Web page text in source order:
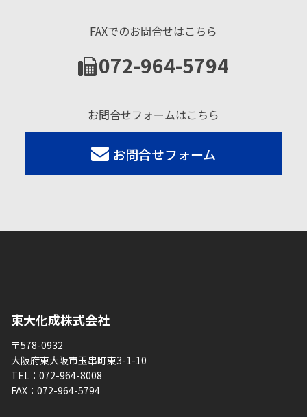
FAXでのお問合せはこちら
072-964-5794
お問合せフォームはこちら
お問合せフォーム
東大化成株式会社
〒578-0932
大阪府東大阪市玉串町東3-1-10
TEL： 072-964-8008
FAX： 072-964-5794